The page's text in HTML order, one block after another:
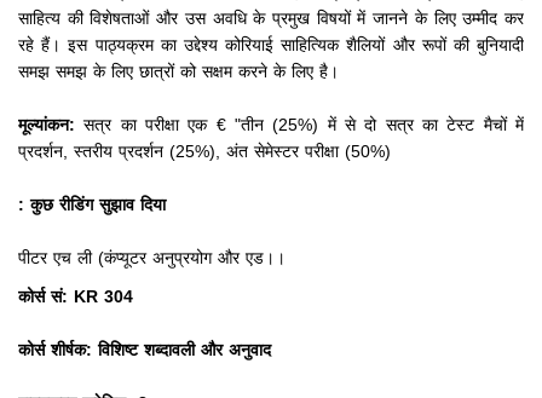
साहित्य की विशेषताओं और उस अवधि के प्रमुख विषयों में जानने के लिए उम्मीद कर
रहे हैं।इस पाठ्यक्रम का उद्देश्य कोरियाई साहित्यिक शैलियों और रूपों की बुनियादी
समझ समझ के लिए छात्रों को सक्षम करने के लिए है।
मूल्यांकन: सत्र का परीक्षा एक € "तीन (25%) में से दो सत्र का टेस्ट मैचों में
प्रदर्शन, स्तरीय प्रदर्शन (25%), अंत सेमेस्टर परीक्षा (50%)
: कुछ रीडिंग सुझाव दिया
पीटर एच ली (कंप्यूटर अनुप्रयोग और एड।।
कोर्स सं: KR 304
कोर्स शीर्षक: विशिष्ट शब्दावली और अनुवाद